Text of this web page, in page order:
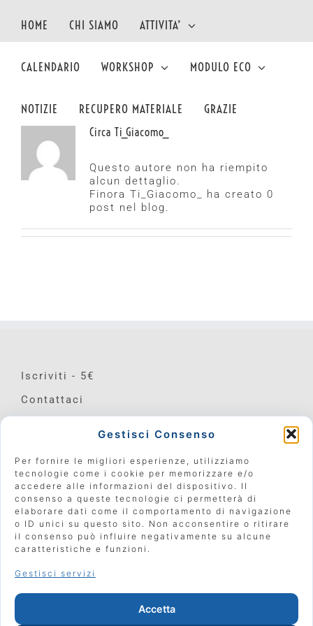
Gestisci Consenso
Per fornire le migliori esperienze, utilizziamo
tecnologie come i cookie per memorizzare e/o
accedere alle informazioni del dispositivo. Il
consenso a queste tecnologie ci permetterà di
elaborare dati come il comportamento di navigazione
o ID unici su questo sito. Non acconsentire o ritirare
il consenso può influire negativamente su alcune
caratteristiche e funzioni.
Gestisci servizi
Accetta
contenuto
HOME CHI SIAMO ATTIVITA’
CALENDARIO WORKSHOP MODULO ECO
NOTIZIE RECUPERO MATERIALE GRAZIE
Circa Ti_Giacomo_
Questo autore non ha riempito
alcun dettaglio.
Finora Ti_Giacomo_ ha creato 0
post nel blog.
Iscriviti - 5€
Contattaci
Manifattura Urbana Associazione Culturale
Strada Nino Bixio 25, Parma (PR) 43125
Codice Fiscale 92181730349
e-mail:manifatturaurbana@gmail.com
Tel 0521 1650957